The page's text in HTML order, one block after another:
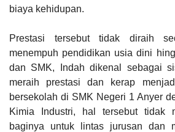
biaya kehidupan.
Prestasi tersebut tidak diraih
menempuh pendidikan usia dini
dan SMK, Indah dikenal sebagai
meraih prestasi dan kerap
bersekolah di SMK Negeri 1 Anyer
Kimia Industri, hal tersebut tidak
baginya untuk lintas jurusan dan